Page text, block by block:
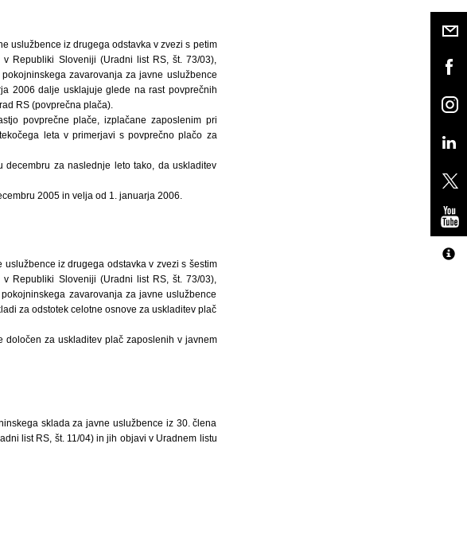
uslužbence iz drugega odstavka v zvezi s petim
Republiki Sloveniji (Uradni list RS, št. 73/03),
zavarovanja za javne uslužbence
2006 dalje usklajuje glede na rast povprečnih
RS (povprečna plača).
povprečne plače, izplačane zaposlenim pri
leta v primerjavi s povprečno plačo za
za naslednje leto tako, da uskladitev
2005 in velja od 1. januarja 2006.
iz drugega odstavka v zvezi s šestim
Republiki Sloveniji (Uradni list RS, št. 73/03),
zavarovanja za javne uslužbence
za odstotek celotne osnove za uskladitev plač
za uskladitev plač zaposlenih v javnem
sklada za javne uslužbence iz 30. člena
list RS, št. 11/04) in jih objavi v Uradnem listu